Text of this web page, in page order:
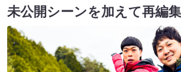
未公開シーンを加えて再編集